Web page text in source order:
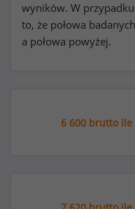
wyników. W
to, że połowa
a połowa powyżej.
6 600 brutto